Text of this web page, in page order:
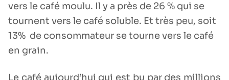
vers le café moulu. Il y a près de 26 % qui se
tournent vers le café soluble. Et très peu, soit
13% de consommateur se tourne vers le café
en grain.
Le café aujourd’hui qui est bu par des millions